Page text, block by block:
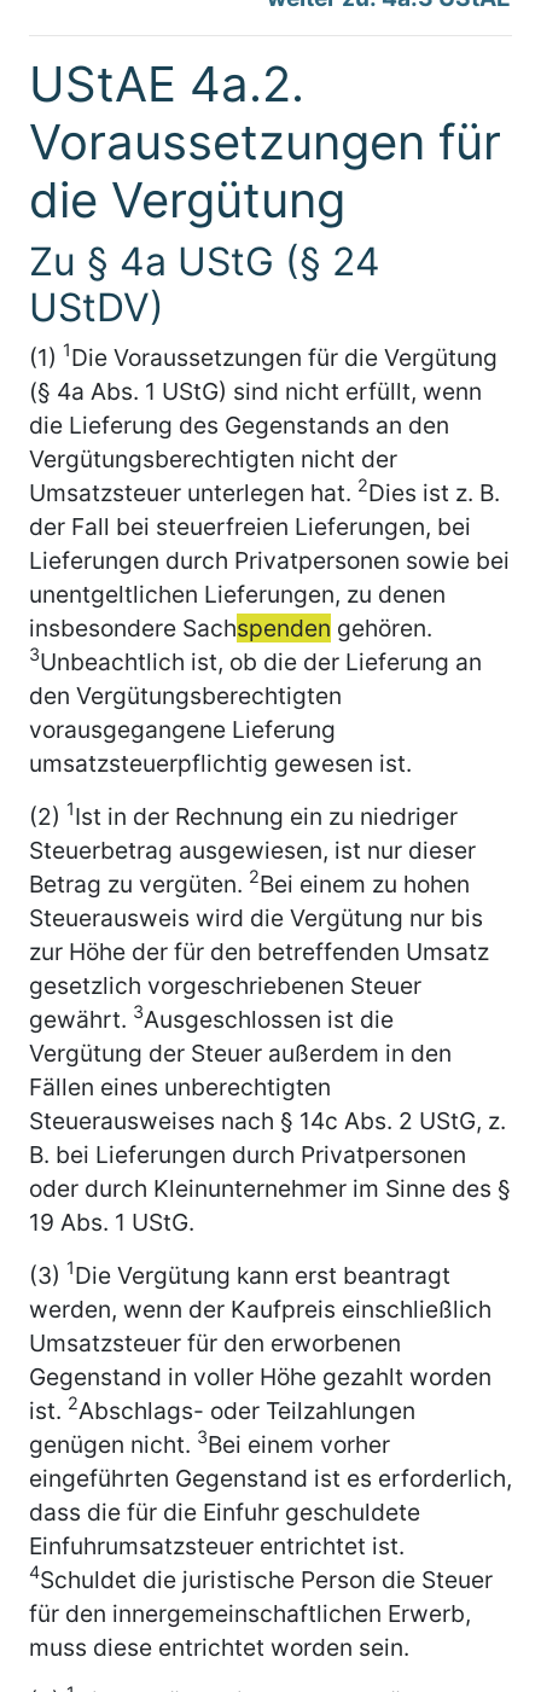
UStAE 4a.2.
Voraussetzungen für
die Vergütung
Zu § 4a UStG (§ 24
UStDV)
(1) 1Die Voraussetzungen für die Vergütung
(§ 4a Abs. 1 UStG) sind nicht erfüllt, wenn
die Lieferung des Gegenstands an den
Vergütungsberechtigten nicht der
Umsatzsteuer unterlegen hat. 2Dies ist z. B.
der Fall bei steuerfreien Lieferungen, bei
Lieferungen durch Privatpersonen sowie bei
unentgeltlichen Lieferungen, zu denen
insbesondere Sachspenden gehören.
3Unbeachtlich ist, ob die der Lieferung an
den Vergütungsberechtigten
vorausgegangene Lieferung
umsatzsteuerpflichtig gewesen ist.
(2) 1Ist in der Rechnung ein zu niedriger
Steuerbetrag ausgewiesen, ist nur dieser
Betrag zu vergüten. 2Bei einem zu hohen
Steuerausweis wird die Vergütung nur bis
zur Höhe der für den betreffenden Umsatz
gesetzlich vorgeschriebenen Steuer
gewährt. 3Ausgeschlossen ist die
Vergütung der Steuer außerdem in den
Fällen eines unberechtigten
Steuerausweises nach § 14c Abs. 2 UStG, z.
B. bei Lieferungen durch Privatpersonen
oder durch Kleinunternehmer im Sinne des §
19 Abs. 1 UStG.
(3) 1Die Vergütung kann erst beantragt
werden, wenn der Kaufpreis einschließlich
Umsatzsteuer für den erworbenen
Gegenstand in voller Höhe gezahlt worden
ist. 2Abschlags- oder Teilzahlungen
genügen nicht. 3Bei einem vorher
eingeführten Gegenstand ist es erforderlich,
dass die für die Einfuhr geschuldete
Einfuhrumsatzsteuer entrichtet ist.
4Schuldet die juristische Person die Steuer
für den innergemeinschaftlichen Erwerb,
muss diese entrichtet worden sein.